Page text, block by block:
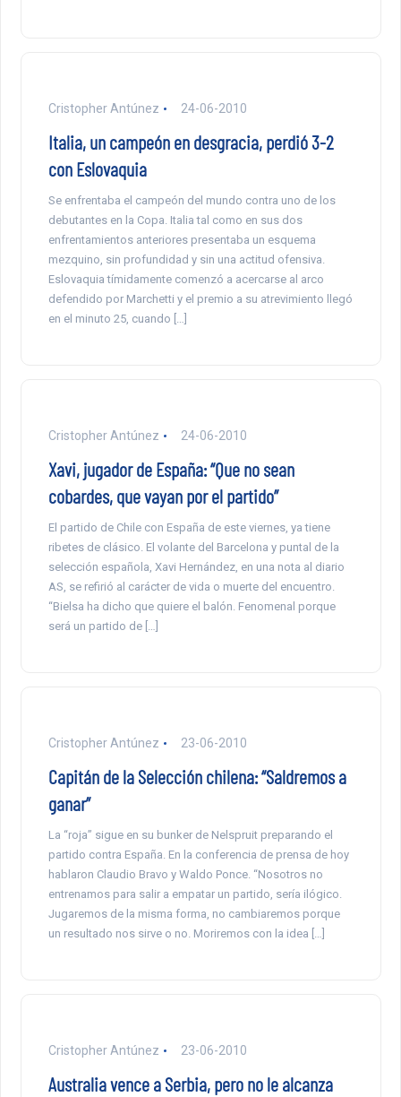
Cristopher Antúnez 24-06-2010
Italia, un campeón en desgracia, perdió 3-2
con Eslovaquia
Se enfrentaba el campeón del mundo contra uno de los
debutantes en la Copa. Italia tal como en sus dos
enfrentamientos anteriores presentaba un esquema
mezquino, sin profundidad y sin una actitud ofensiva.
Eslovaquia tímidamente comenzó a acercarse al arco
defendido por Marchetti y el premio a su atrevimiento llegó
en el minuto 25, cuando […]
Cristopher Antúnez 24-06-2010
Xavi, jugador de España: “Que no sean
cobardes, que vayan por el partido”
El partido de Chile con España de este viernes, ya tiene
ribetes de clásico. El volante del Barcelona y puntal de la
selección española, Xavi Hernández, en una nota al diario
AS, se refirió al carácter de vida o muerte del encuentro.
“Bielsa ha dicho que quiere el balón. Fenomenal porque
será un partido de […]
Cristopher Antúnez 23-06-2010
Capitán de la Selección chilena: “Saldremos a
ganar”
La “roja” sigue en su bunker de Nelspruit preparando el
partido contra España. En la conferencia de prensa de hoy
hablaron Claudio Bravo y Waldo Ponce. “Nosotros no
entrenamos para salir a empatar un partido, sería ilógico.
Jugaremos de la misma forma, no cambiaremos porque
un resultado nos sirve o no. Moriremos con la idea […]
Cristopher Antúnez 23-06-2010
Australia vence a Serbia, pero no le alcanza